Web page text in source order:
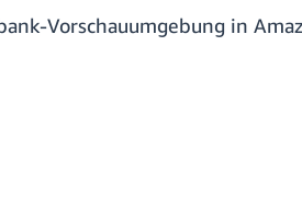
Vorschauumgebung in